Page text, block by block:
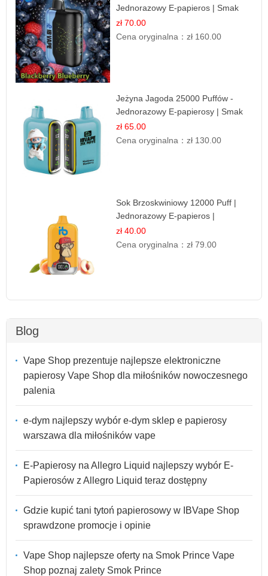
Jednorazowy E-papieros | Smak
Leśnych Owoców
zł 70.00
Cena oryginalna：zł 160.00
Jeżyna Jagoda 25000 Puffów -
Jednorazowy E-papierosy | Smak
Leśnych Owoców
zł 65.00
Cena oryginalna：zł 130.00
Sok Brzoskwiniowy 12000 Puff |
Jednorazowy E-papieros |
Owocowy Smak
zł 40.00
Cena oryginalna：zł 79.00
Blog
Vape Shop prezentuje najlepsze elektroniczne
papierosy Vape Shop dla miłośników nowoczesnego
palenia
e-dym najlepszy wybór e-dym sklep e papierosy
warszawa dla miłośników vape
E-Papierosy na Allegro Liquid najlepszy wybór E-
Papierosów z Allegro Liquid teraz dostępny
Gdzie kupić tani tytoń papierosowy w IBVape Shop
sprawdzone promocje i opinie
Vape Shop najlepsze oferty na Smok Prince Vape
Shop poznaj zalety Smok Prince